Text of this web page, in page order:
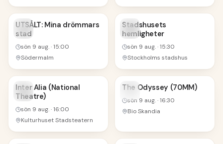
9
AUG
UTSÅLT: Mina drömmars
stad
sön 9 aug.·15:00
Södermalm
9
AUG
Stadshusets
hemligheter
sön 9 aug.·15:30
Stockholms stadshus
9
AUG
Inter Alia (National
Theatre)
sön 9 aug.·16:00
Kulturhuset Stadsteatern
9
The Odyssey (70MM)
sön 9 aug.·16:30
Bio Skandia